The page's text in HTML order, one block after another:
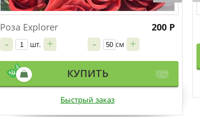
Роза Explorer
- шт. + - см +
200 Р
КУПИТЬ
Быстрый заказ